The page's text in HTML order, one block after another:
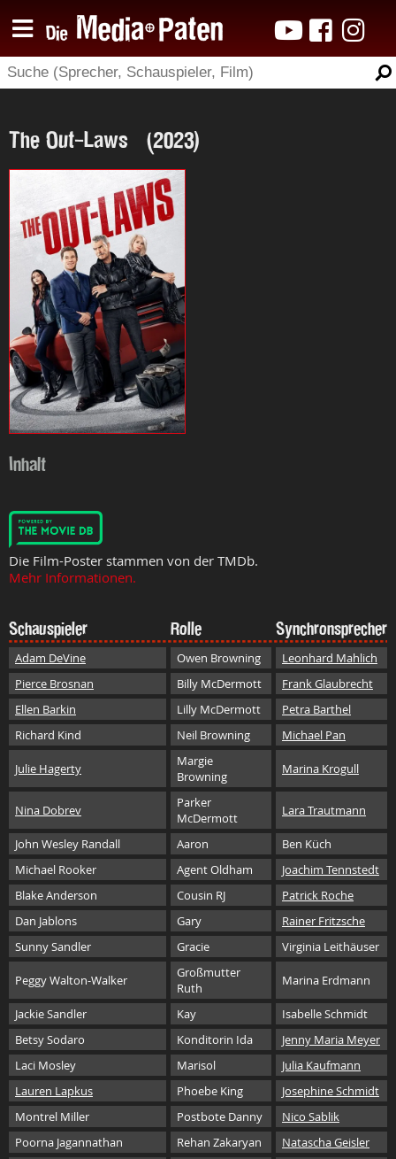
The Out-Laws (2023)
Inhalt
Die Film-Poster stammen von der TMDb.
Mehr Informationen.
Schauspieler Rolle Synchronsprecher
Adam DeVine Owen Browning
Leonhard Mahlich
Pierce Brosnan
Billy McDermott
Frank Glaubrecht
Ellen Barkin
Lilly McDermott
Petra Barthel
Richard Kind
Neil Browning Michael Pan
Julie Hagerty
Margie
Browning
Marina Krogull
Nina Dobrev
Parker
McDermott
Lara Trautmann
John Wesley Randall Aaron
Ben Küch
Michael Rooker
Agent Oldham
Joachim Tennstedt
Blake Anderson
Cousin RJ
Patrick Roche
Dan Jablons
Gary
Rainer Fritzsche
Sunny Sandler
Gracie Virginia Leithäuser
Peggy Walton-Walker
Großmutter
Ruth
Marina Erdmann
Jackie Sandler Kay
Isabelle Schmidt
Betsy Sodaro
Konditorin Ida
Jenny Maria Meyer
Laci Mosley
Marisol
Julia Kaufmann
Lauren Lapkus
Phoebe King
Josephine Schmidt
Montrel Miller
Postbote Danny
Nico Sablik
Poorna Jagannathan
Rehan Zakaryan Natascha Geisler